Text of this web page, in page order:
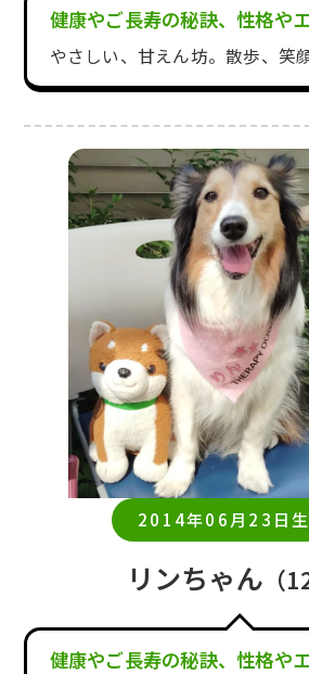
健康やご長寿の秘訣、性格や
やさしい、甘えん坊。散歩、笑顔
2014年06月23日
リンちゃん⁡ （
健康やご長寿の秘訣、性格や